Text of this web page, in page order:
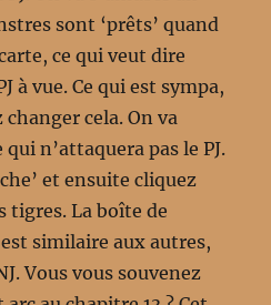
sont ‘prêts’ quand
ce qui veut dire
à vue. Ce qui est sympa,
changer cela. On va
n’attaquera pas le PJ.
et ensuite cliquez
tigres. La boîte de
similaire aux autres,
Vous vous souvenez